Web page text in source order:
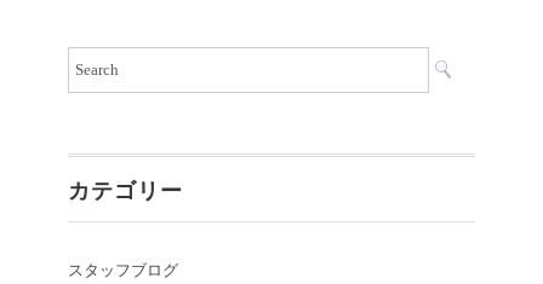
カテゴリー
スタッフブログ